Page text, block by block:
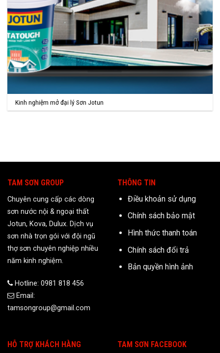
Kinh nghiệm mở đại lý Sơn Jotun
TAM SƠN GROUP
Chuyên cung cấp các dòng
sơn nước nội & ngoại thất
Jotun, Kova, Dulux. Dịch vụ
sơn nhà trọn gói với đội ngũ
thợ sơn chuyên nghiệp nhiều
năm kinh nghiệm.
Hotline: 0981 818 456
Email:
tamsongroup@gmail.com
THÔNG TIN
Điều khoản sử dụng
Chính sách bảo mật
Hình thức thanh toán
Chính sách đổi trả
Bản quyền hình ảnh
HỖ TRỢ KHÁCH HÀNG TAM SƠN FACEBOOK